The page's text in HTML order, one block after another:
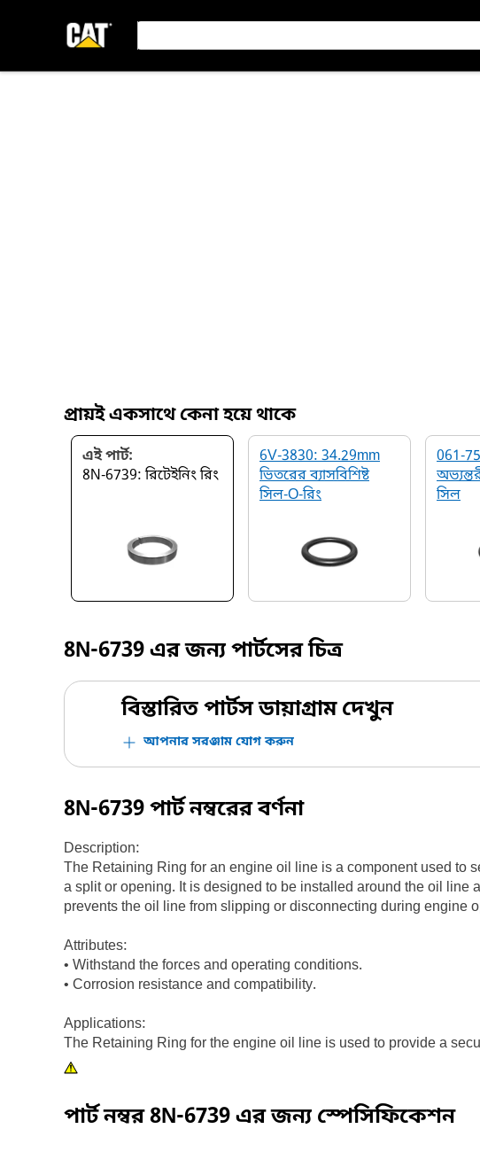
প্রায়ই একসাথে কেনা হয়ে থাকে
এই পার্ট:
8N-6739: রিটেইনিং রিং
6V-3830: 34.29mm
ভিতরের ব্যাসবিশিষ্ট
সিল-O-রিং
061-
সিল
8N-6739এর জন্য পার্টসের চিত্র
বিস্তারিত পার্টস ডায়াগ্রাম দেখুন
আপনার সরঞ্জাম যোগ করুন
8N-6739পার্ট নম্বরের বর্ণনা
Description:
The Retaining Ring for an engine oil line is a component used to
a split or opening. It is designed to be installed around the oil
prevents the oil line from slipping or disconnecting during engine
Attributes:
• Withstand the forces and operating conditions.
• Corrosion resistance and compatibility.
Applications:
The Retaining Ring for the engine oil line is used to provide a
পার্ট নম্বর8N-6739এর জন্য স্পেসিফিকেশন